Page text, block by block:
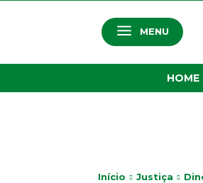
MENU
HOME
Início Justiça